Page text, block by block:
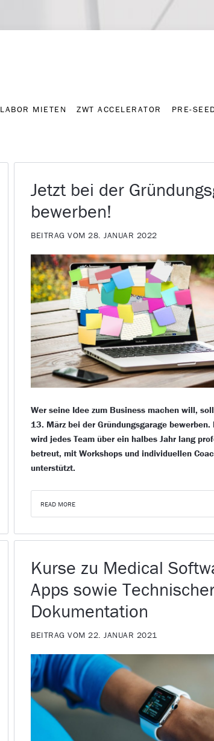
LABOR MIETEN ZWT ACCELERATOR PRE-
Jetzt bei der
bewerben!
BEITRAG VOM 28. JANUAR 2022
Wer seine Idee zum Business machen will,
13. März bei der Gründungsgarage bewerben.
wird jedes Team über ein halbes Jahr lang
betreut, mit Workshops und individuellen
unterstützt.
READ MORE
Kurse zu Medical
Apps sowie
Dokumentation
BEITRAG VOM 22. JANUAR 2021